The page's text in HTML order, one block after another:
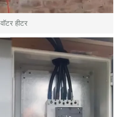
वॉटर हीटर